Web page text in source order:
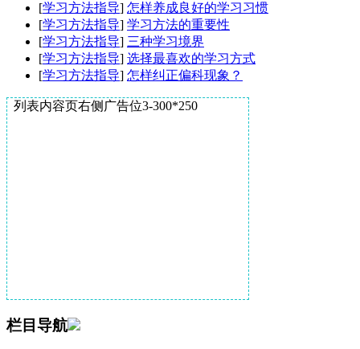
[学习方法指导] 怎样养成良好的学习习惯
[学习方法指导] 学习方法的重要性
[学习方法指导] 三种学习境界
[学习方法指导] 选择最喜欢的学习方式
[学习方法指导] 怎样纠正偏科现象？
列表内容页右侧广告位3-300*250
栏目导航